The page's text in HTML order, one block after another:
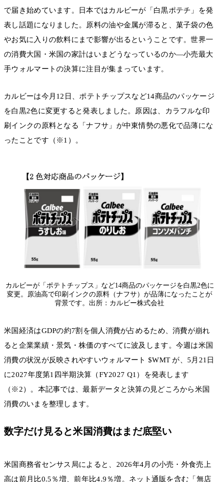
で届き始めています。日本ではカルビーが「白黒ポテチ」を発
表し話題になりました。原料の油や金属が滞ると、菓子袋の色
やお気に入りの飲料にまで影響が出るということです。世界一
の消費大国・米国の家計はいまどうなっているのか―小売最大
手ウォルマートの決算に注目が集まっています。
カルビーは今月12日、ポテトチップスなど14商品のパッケージ
を白黒2色に変更すると発表しました。原因は、カラフルな印
刷インクの原料となる「ナフサ」が中東情勢の悪化で品薄にな
ったことです（※1）。
カルビーが「ポテトチップス」など14商品のパッケージを白黒2色に
変更。原油高で印刷インクの原料（ナフサ）が品薄になったことが
背景です。出所：カルビー株式会社
米国経済はGDPの約7割を個人消費が占めるため、消費が崩れ
ると企業業績・景気・株価のすべてに波及します。今週は米国
消費の状況が反映されやすいウォルマート $WMT が、5月21日
に2027年度第1四半期決算（FY2027 Q1）を発表します
（※2）。本記事では、最新データと決算の見どころから米国
消費のいまを整理します。
数字だけ見ると米国消費はまだ底堅い
米国商務省センサス局によると、2026年4月の小売・外食売上
高は前月比0.5％増、前年比4.9％増。ネット通販を含む「無店